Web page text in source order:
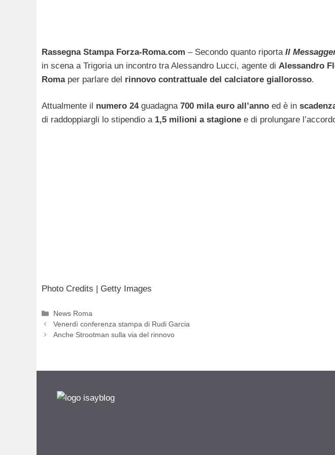
Rassegna Stampa Forza-Roma.com – Secondo quanto riporta Il
in scena a Trigoria un incontro tra Alessandro Lucci, agente di Alessandro
Romaper parlare del rinnovo contrattuale del calciatore giallorosso.
Attualmente il numero 24guadagna 700 mila euro all’anno ed è in
di raddoppiargli lo stipendio a 1,5 milioni a stagione e di prolungare
Photo Credits | Getty Images
Categorie
News Roma
Venerdì conferenza stampa di Rudi Garcia
Anche Strootman sulla via del rinnovo